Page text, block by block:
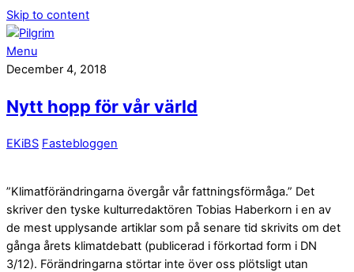
Skip to content
Menu
December 4, 2018
Nytt hopp för vår värld
EKiBS Fastebloggen
”Klimatförändringarna övergår vår fattningsförmåga.” Det
skriver den tyske kulturredaktören Tobias Haberkorn i en av
de mest upplysande artiklar som på senare tid skrivits om det
gånga årets klimatdebatt (publicerad i förkortad form i DN
3/12). Förändringarna störtar inte över oss plötsligt utan